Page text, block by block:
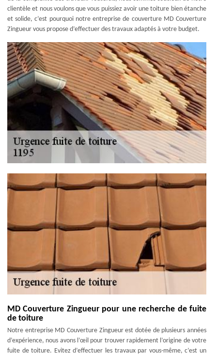
clientèle et nous voulons que vous puissiez avoir une toiture bien étanche
et solide, c’est pourquoi notre entreprise de couverture MD Couverture
Zingueur vous propose d’effectuer des travaux adaptés à votre budget.
MD Couverture Zingueur pour une recherche de fuite
de toiture
Notre entreprise MD Couverture Zingueur est dotée de plusieurs années
d’expérience, nous avons l’œil pour trouver rapidement l’origine de votre
fuite de toiture. Evitez d’effectuer les travaux par vous-même, c’est un